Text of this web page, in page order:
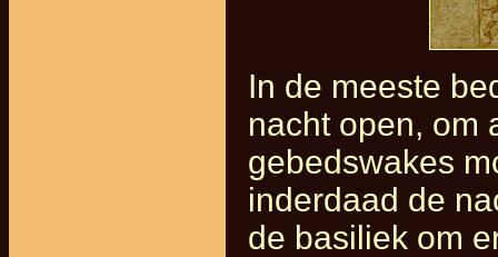
In de meeste
nacht open, om
gebedswakes
inderdaad de
de basiliek om